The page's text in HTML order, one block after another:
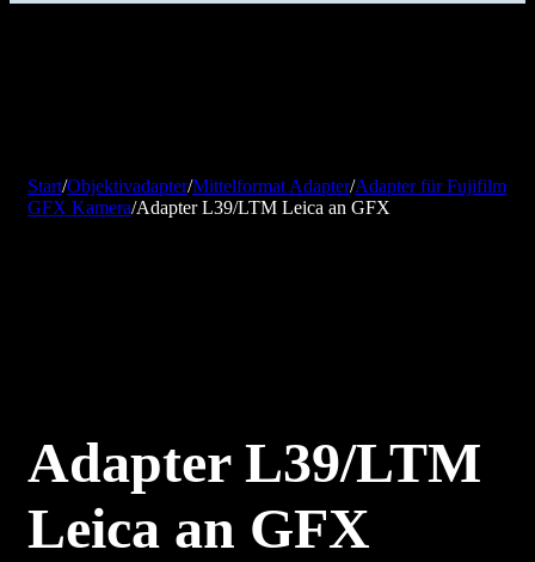
Start/Objektivadapter/Mittelformat Adapter/Adapter für Fujifilm
GFX Kamera/Adapter L39/LTM Leica an GFX
Adapter L39/LTM
Leica an GFX